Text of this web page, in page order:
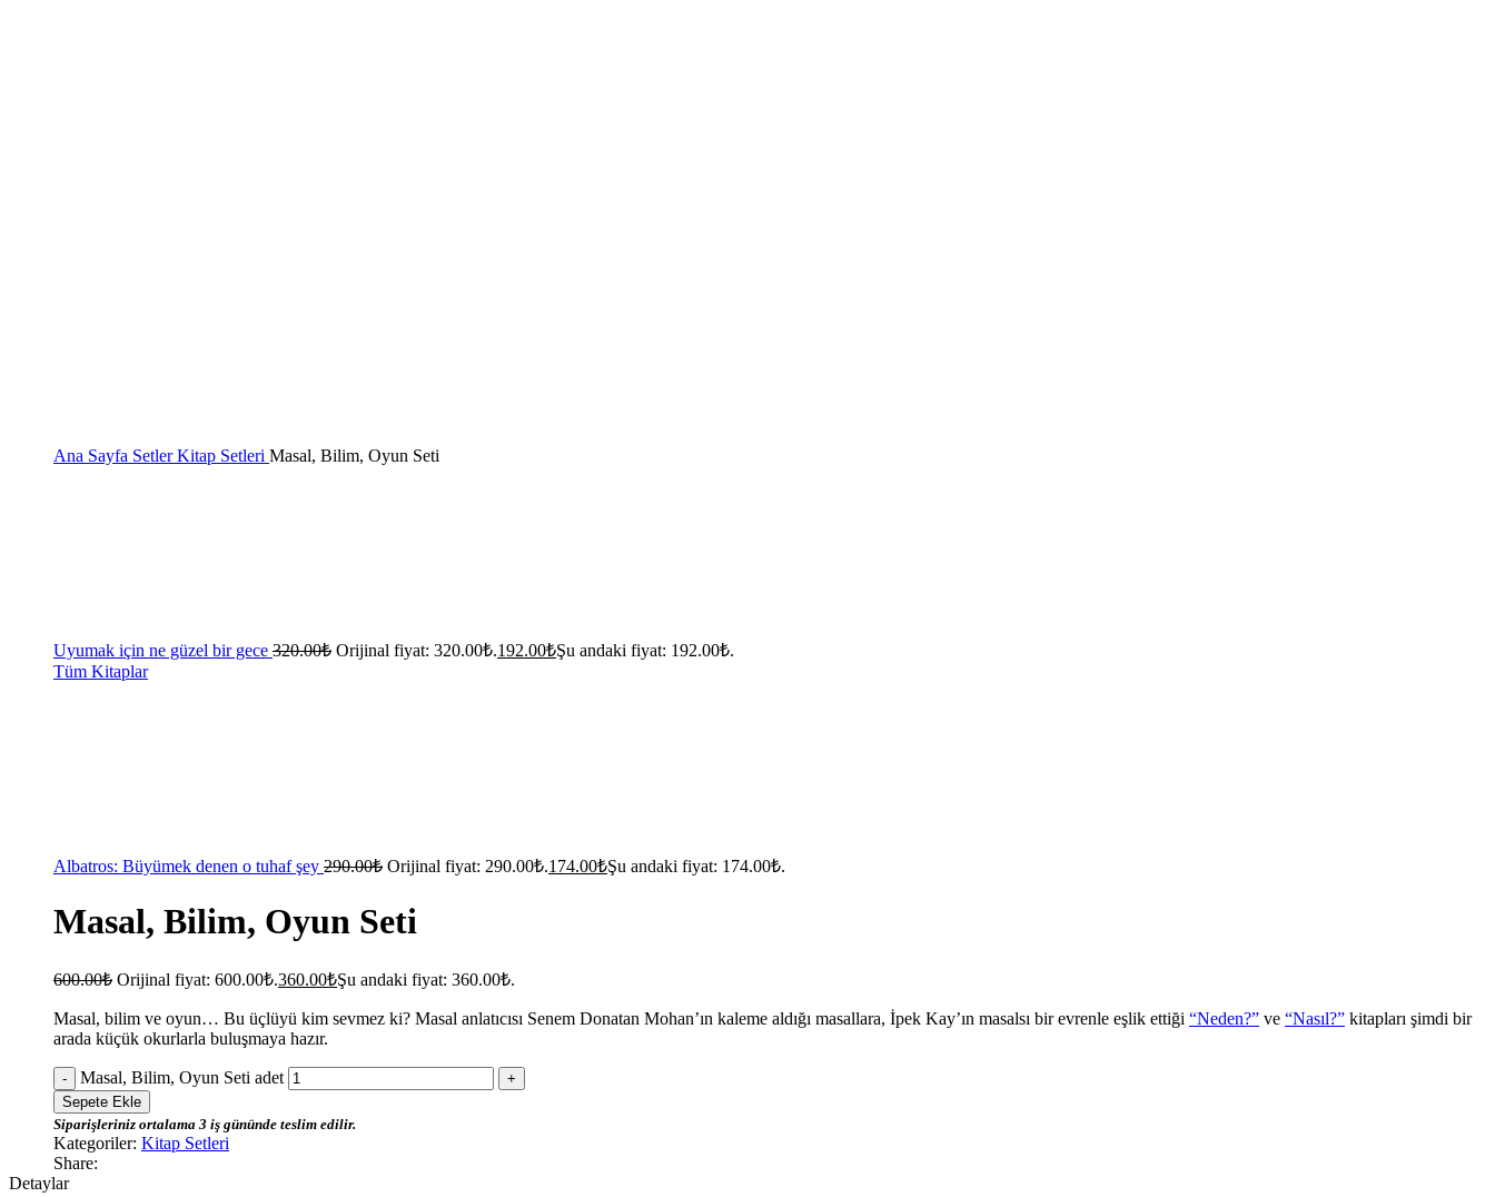
Ana Sayfa SetlerKitap Setleri Masal, Bilim, Oyun Seti
Uyumak için ne güzel bir gece 320.00₺ Orijinal fiyat: 320.00₺.192.00₺Şu andaki fiyat: 192.00₺.
Tüm Kitaplar
Albatros: Büyümek denen o tuhaf şey 290.00₺ Orijinal fiyat: 290.00₺.174.00₺Şu andaki fiyat: 174.00₺.
Masal, Bilim, Oyun Seti
600.00₺ Orijinal fiyat: 600.00₺.360.00₺Şu andaki fiyat: 360.00₺.
Masal, bilim ve oyun… Bu üçlüyü kim sevmez ki? Masal anlatıcısı Senem Donatan Mohan’ın kaleme aldığı masallara, İpek Kay’ın masalsı bir evrenle eşlik ettiği “Neden?” ve “Nasıl?” kitapları şimdi bir
arada küçük okurlarla buluşmaya hazır.
Masal, Bilim, Oyun Seti adet
Sepete Ekle
Siparişleriniz ortalama 3 iş gününde teslim edilir.
Kategoriler: Kitap Setleri
Share:
Detaylar